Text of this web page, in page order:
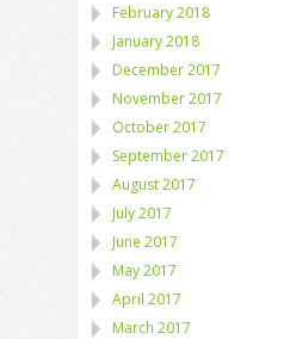
February 2018
January 2018
December 2017
November 2017
October 2017
September 2017
August 2017
July 2017
June 2017
May 2017
April 2017
March 2017